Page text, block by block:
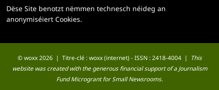
Dëse Site benotzt nëmmen technesch néideg an
anonymiséiert Cookies.
© woxx 2026 | Titre-clé : woxx (internet) - ISSN : 2418-4004 |
This
website was created with the generous financial support of a Journalism
Fund Microgrant for Small Newsrooms.